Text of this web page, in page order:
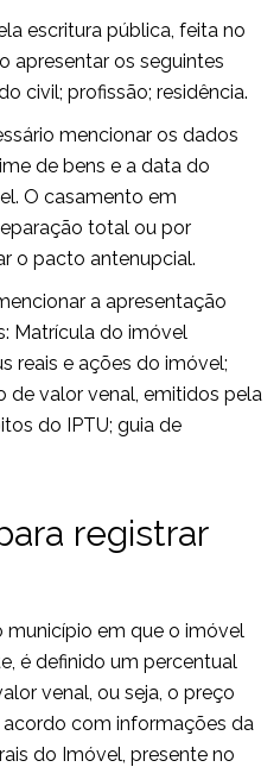
escritura pública, feita no
apresentar os seguintes
civil; profissão; residência.
mencionar os dados
de bens e a data do
O casamento em
total ou por
o pacto antenupcial.
a apresentação
Matrícula do imóvel
reais e ações do imóvel;
de valor venal, emitidos pela
do IPTU; guia de
registrar
em que o imóvel
é definido um percentual
venal, ou seja, o preço
com informações da
do Imóvel, presente no